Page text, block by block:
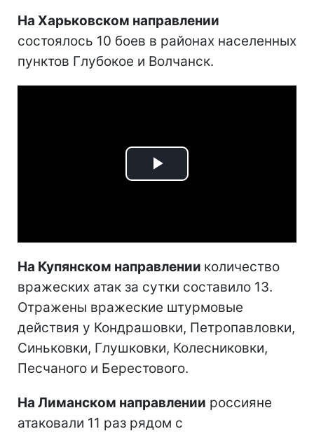
На Харьковском направлении
состоялось 10 боев в районах населенных
пунктов Глубокое и Волчанск.
Play
На Купянском направлении количество
вражеских атак за сутки составило 13.
Отражены вражеские штурмовые
действия у Кондрашовки, Петропавловки,
Синьковки, Глушковки, Колесниковки,
Песчаного и Берестового.
На Лиманском направлении россияне
атаковали 11 раз рядом с